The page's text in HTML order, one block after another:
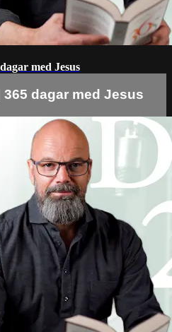
med Jesus
365 dagar med Jesus